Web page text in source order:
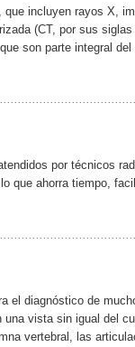
incluyen rayos X,
(CT, por sus
son parte integral
por técnicos
que ahorra tiempo,
el diagnóstico de
vista sin igual del
vertebral, las